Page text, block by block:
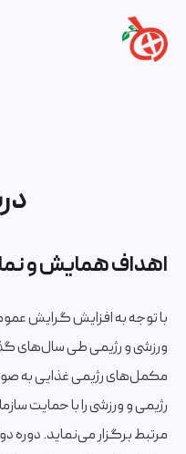
اهداف همایش و
با توجه به افزایش گرایش
ورزشی و رژیمی طی سال‌های
مکمل‌های رژیمی غذایی به
رژیمی و ورزشی را با حمایت
مرتبط برگزار می‌نماید. دوره